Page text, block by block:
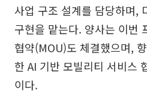
사업 구조 설계를 담당하며,
구현을 맡는다. 양사는 이번
협약(MOU)도 체결했으며,
한 AI 기반 모빌리티 서비스
이다.